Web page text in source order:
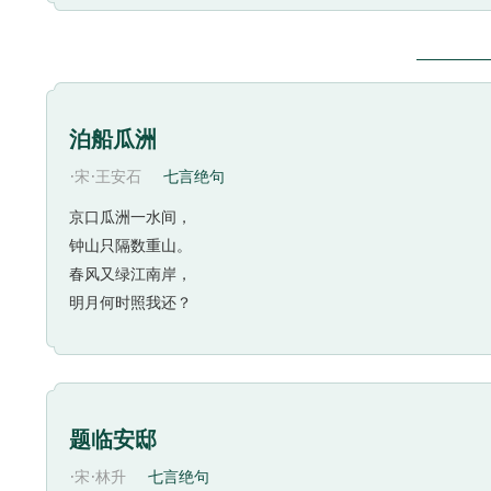
物的名词的选择和组合。这两句诗可分解为代表十种
里，“鸡声”、“茅店”、“人迹”、“板桥”都结合为“定语
古时旅客为了安全，一般都是“未晚先投宿，鸡鸣早
是山区有特征性的景物。“鸡声茅店月”，把旅人住在
内容，都有声有色地表现出来了。
同样，对于早行者来说，板桥、霜和霜上的人迹也
行”了；然而已经是“人迹板桥霜”，这真是“莫道君行
上“意象具足”的佳句。
旅途早行的景色，使诗人想起了昨夜在梦中出现的
自己，却离家日远，在茅店里歇脚，在山路上奔波。“
充；而梦中的故乡景色与旅途上的景色又形成鲜明的对
泊船瓜洲
·宋·王安石 七言绝句
京口瓜洲一水间，
钟山只隔数重山。
春风又绿江南岸，
明月何时照我还？
题临安邸
·宋·林升 七言绝句